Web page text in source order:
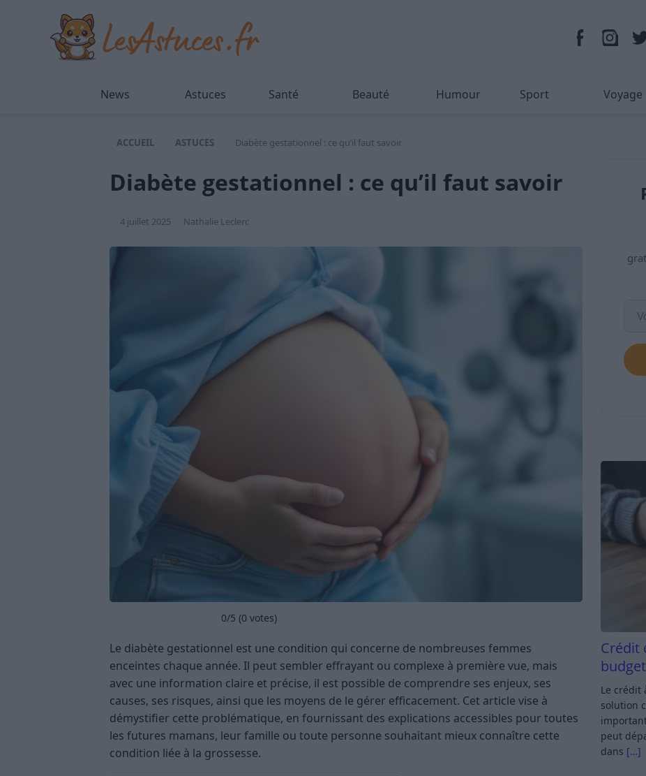
News Astuces Santé Beauté Humour Sport Voyage
ACCUEIL ASTUCES Diabète gestationnel : ce qu’il faut savoir
Diabète gestationnel : ce qu’il faut savoir
4 juillet 2025 Nathalie Leclerc
0/5 (0 votes)
Le diabète gestationnel est une condition qui concerne de nombreuses femmes
enceintes chaque année. Il peut sembler effrayant ou complexe à première vue, mais
avec une information claire et précise, il est possible de comprendre ses enjeux, ses
causes, ses risques, ainsi que les moyens de le gérer efficacement. Cet article vise à
démystifier cette problématique, en fournissant des explications accessibles pour toutes
les futures mamans, leur famille ou toute personne souhaitant mieux connaître cette
condition liée à la grossesse.
Crédit
Le crédit
solution
peut
dans […]